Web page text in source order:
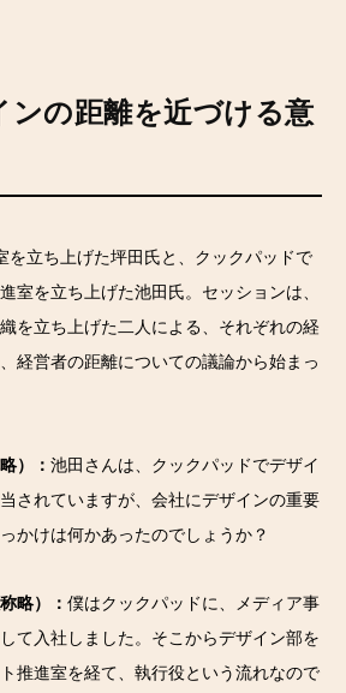
ンの距離を近づける意
を立ち上げた坪田氏と、クックパッドで
室を立ち上げた池田氏。セッションは、
を立ち上げた二人による、それぞれの経
経営者の距離についての議論から始まっ
）： 池田さんは、クックパッドでデザイ
されていますが、会社にデザインの重要
かけは何かあったのでしょうか？
略）： 僕はクックパッドに、メディア事
て入社しました。そこからデザイン部を
推進室を経て、執行役という流れなので